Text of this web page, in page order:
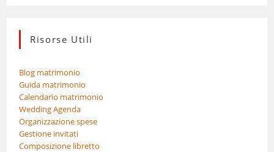
Risorse Utili
Blog matrimonio
Guida matrimonio
Calendario matrimonio
Wedding Agenda
Organizzazione spese
Gestione invitati
Composizione libretto